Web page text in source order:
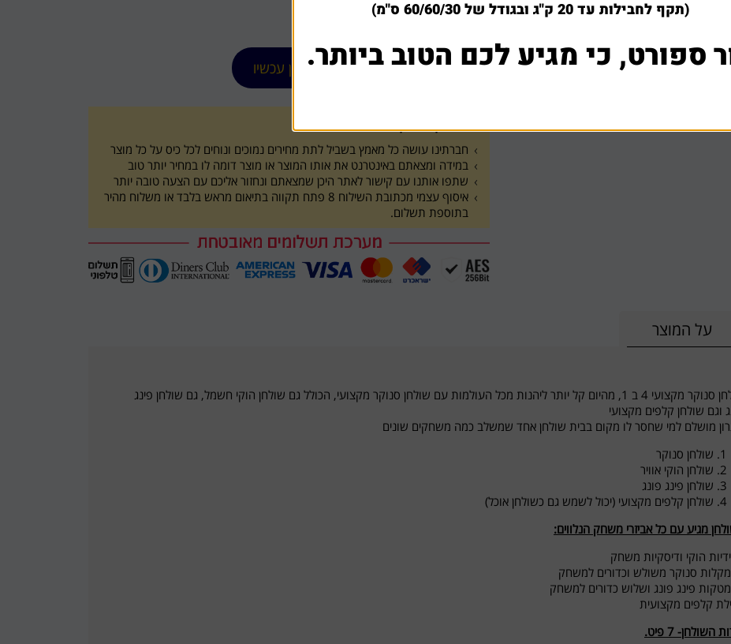
2,999 ₪
1 הוסף לסל הזמן עכשיו
חברתינו עושה כל מאמץ בשביל לתת מחירים נמוכים ונוחים לכל כיס על כל מוצר
במידה ומצאתם באינטרנט את אותו המוצר או מוצר דומה לו במחיר יותר טוב
שתפו אותנו עם קישור לאתר היכן שמצאתם ונחזור אליכם עם הצעה טובה יותר
איסוף עצמי מכתובת השילוח 8 פתח תקווה בתיאום מראש בלבד או משלוח מהיר
בתוספת תשלום.
על המוצר
שולחן סנוקר מקצועי 4 ב 1, מהיום קל יותר ליהנות מכל העולמות עם שולחן סנוקר מקצועי, הכולל גם שולחן הוקי חשמל, גם שולחן פינג
וגם שולחן קלפים מקצועי
מושלם למי שחסר לו מקום בבית שולחן אחד שמשלב כמה משחקים שונים
שולחן סנוקר
שולחן הוקי אוויר
שולחן פינג פונג
שולחן קלפים מקצועי (יכול לשמש גם כשולחן אוכל)
מגיע עם כל אביזרי משחק הנלווים:
ידיות הוקי ודיסקיות משחק
מקלות סנוקר משולש וכדורים למשחק
מטקות פינג פונג ושלוש כדורים למשחק
קלפים מקצועית
השולחן- 7 פיט.
(תקף לחבילות עד 20 ק"ג ובגודל של 60/60/30 ס"מ)
ספורט, כי מגיע לכם הטוב ביותר.